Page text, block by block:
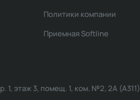
Политики компании
Приемная Softline
1, этаж 3, помещ. 1, ком. №2, 2А (А311)